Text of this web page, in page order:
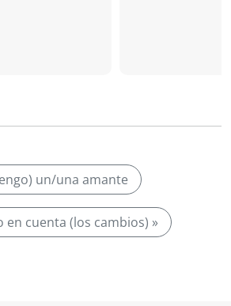
un/una amante
en cuenta (los cambios) »